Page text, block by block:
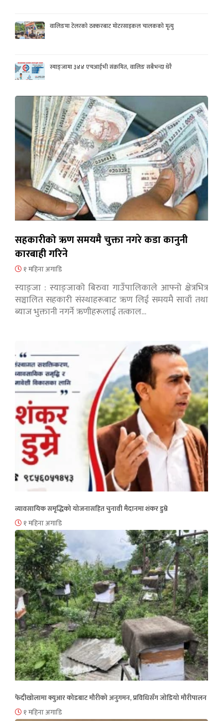
वालिङमा टेलरको ठक्करबाट मोटरसाइकल चालकको मृत्यु
स्याङ्जामा ३४४ एचआईभी संक्रमित, वालिङ सबैभन्दा धेरै
सहकारीको ऋण समयमै चुक्ता नगरे कडा कानुनी
कारबाही गरिने
१ महिना अगाडि
स्याङ्जा : स्याङ्जाको बिरुवा गाउँपालिकाले आफ्नो क्षेत्रभित्र
सञ्चालित सहकारी संस्थाहरूबाट ऋण लिई समयमै सावाँ तथा
ब्याज भुक्तानी नगर्ने ऋणीहरूलाई तत्काल…
व्यावसायिक समृद्धिको योजनासहित चुनावी मैदानमा शंकर डुम्रे
१ महिना अगाडि
फेदीखोलामा क्युआर कोडबाट मौरीको अनुगमन, प्रविधिसँग जोडियो मौरीपालन
१ महिना अगाडि